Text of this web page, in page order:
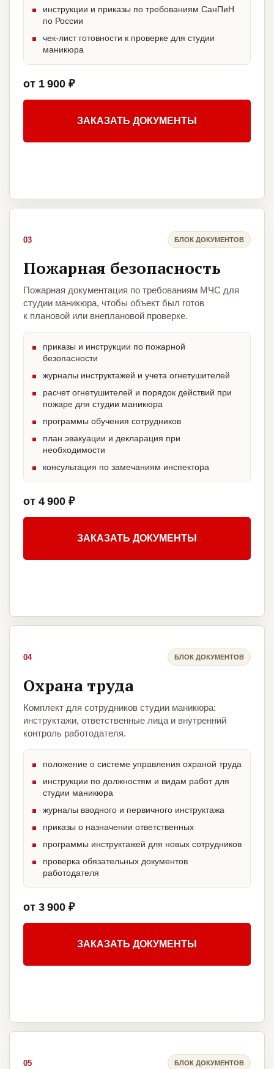
инструкции и приказы по требованиям СанПиН
по России
чек-лист готовности к проверке для студии
маникюра
от 1 900 ₽
ЗАКАЗАТЬ ДОКУМЕНТЫ
03 БЛОК ДОКУМЕНТОВ
Пожарная безопасность
Пожарная документация по требованиям МЧС для
студии маникюра, чтобы объект был готов
к плановой или внеплановой проверке.
приказы и инструкции по пожарной
безопасности
журналы инструктажей и учета огнетушителей
расчет огнетушителей и порядок действий при
пожаре для студии маникюра
программы обучения сотрудников
план эвакуации и декларация при
необходимости
консультация по замечаниям инспектора
от 4 900 ₽
ЗАКАЗАТЬ ДОКУМЕНТЫ
04 БЛОК ДОКУМЕНТОВ
Охрана труда
Комплект для сотрудников студии маникюра:
инструктажи, ответственные лица и внутренний
контроль работодателя.
положение о системе управления охраной труда
инструкции по должностям и видам работ для
студии маникюра
журналы вводного и первичного инструктажа
приказы о назначении ответственных
программы инструктажей для новых сотрудников
проверка обязательных документов
работодателя
от 3 900 ₽
ЗАКАЗАТЬ ДОКУМЕНТЫ
05 БЛОК ДОКУМЕНТОВ